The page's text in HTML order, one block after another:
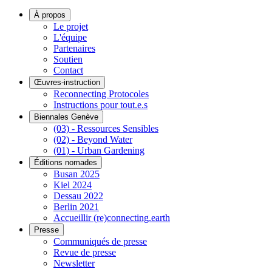
À propos
Le projet
L'équipe
Partenaires
Soutien
Contact
Œuvres-instruction
Reconnecting Protocoles
Instructions pour tout.e.s
Biennales Genève
(03) - Ressources Sensibles
(02) - Beyond Water
(01) - Urban Gardening
Éditions nomades
Busan 2025
Kiel 2024
Dessau 2022
Berlin 2021
Accueillir (re)connecting.earth
Presse
Communiqués de presse
Revue de presse
Newsletter